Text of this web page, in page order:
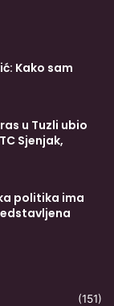
Kako sam
u Tuzli ubio
Sjenjak,
politika ima
(151)